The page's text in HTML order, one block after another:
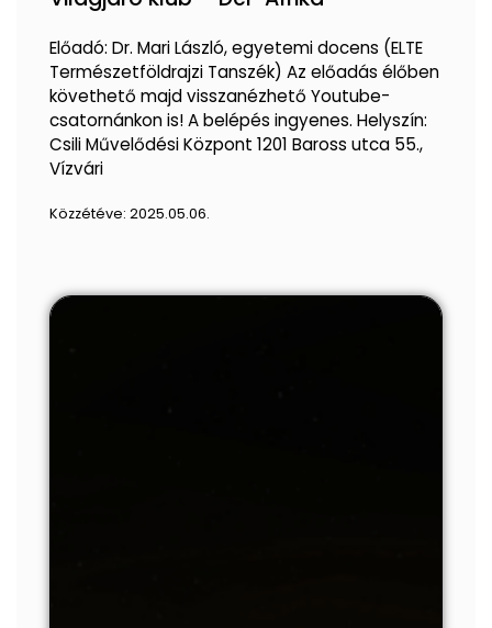
Előadó: Dr. Mari László, egyetemi docens (ELTE
Természetföldrajzi Tanszék) Az előadás élőben
követhető majd visszanézhető Youtube-
csatornánkon is! A belépés ingyenes. Helyszín:
Csili Művelődési Központ 1201 Baross utca 55.,
Vízvári
Közzétéve: 2025.05.06.